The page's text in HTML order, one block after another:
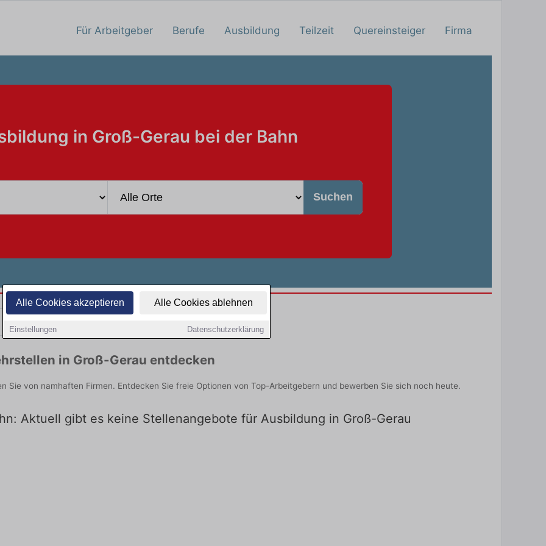
Alle Cookies akzeptieren Alle Cookies ablehnen
Einstellungen Datenschutzerklärung
Für Arbeitgeber Berufe Ausbildung Teilzeit Quereinsteiger Firma
in Groß-Gerau bei der Bahn
Suchen
in Groß-Gerau entdecken
Sie von namhaften Firmen. Entdecken Sie freie Optionen von Top-Arbeitgebern und bewerben Sie sich noch heute.
Aktuell gibt es keine Stellenangebote für Ausbildung in Groß-Gerau